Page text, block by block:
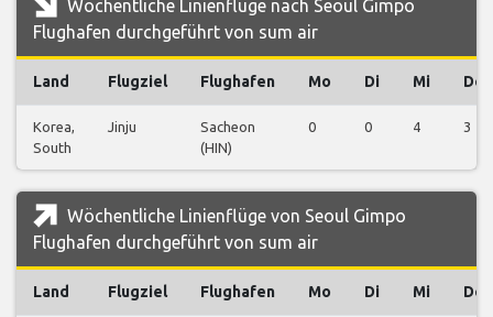
Wöchentliche Linienflüge nach Seoul Gimpo
Flughafen durchgeführt von sum air
Land Flugziel Flughafen Mo Di Mi Do
Korea,
South
Jinju
Sacheon
(HIN)
0 0 4 3
Wöchentliche Linienflüge von Seoul Gimpo
Flughafen durchgeführt von sum air
Land Flugziel Flughafen Mo Di Mi Do